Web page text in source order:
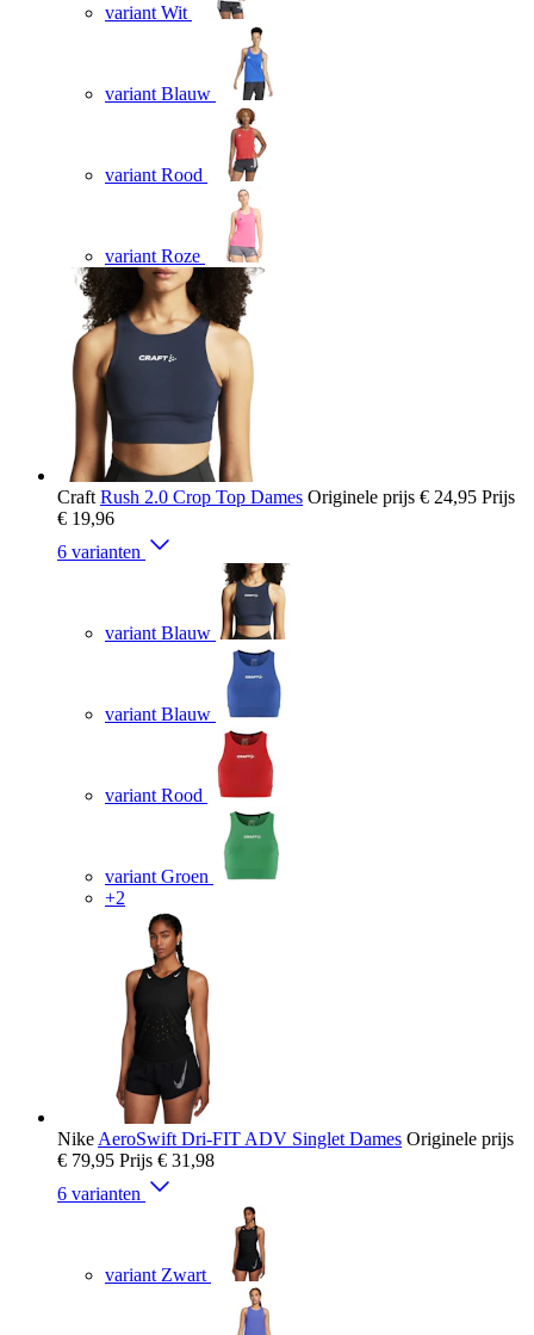
variant Wit
variant Blauw
variant Rood
variant Roze
Craft Rush 2.0 Crop Top Dames Originele prijs € 24,95 Prijs
€ 19,96
6 varianten
variant Blauw
variant Blauw
variant Rood
variant Groen
+2
Nike AeroSwift Dri-FIT ADV Singlet Dames Originele prijs
€ 79,95 Prijs € 31,98
6 varianten
variant Zwart